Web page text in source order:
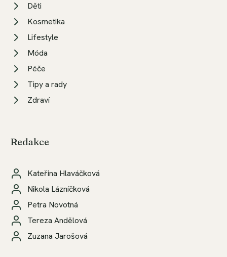
Děti
Kosmetika
Lifestyle
Móda
Péče
Tipy a rady
Zdraví
Redakce
Kateřina Hlaváčková
Nikola Lázníčková
Petra Novotná
Tereza Andělová
Zuzana Jarošová